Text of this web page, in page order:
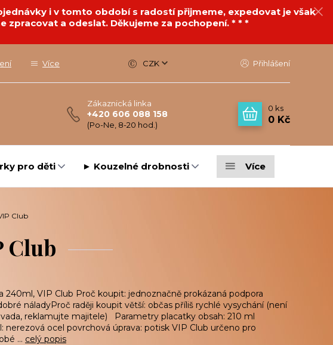
i v tomto období s radostí přijmeme, expedovat je však
zpracovat a odeslat. Děkujeme za pochopení. * * *
Více CZK Přihlášení
Zákaznická linka
+420 606 088 158
(Po-Ne, 8-20 hod.)
0 ks
0 Kč
pro děti ► Kouzelné drobnosti Více
Club
Club
240ml, VIP Club Proč koupit: jednoznačně prokázaná podpora
náladyProč raději koupit větší: občas příliš rychlé vysychání (není
reklamujte majitele) Parametry placatky obsah: 210 ml
nerezová ocel povrchová úprava: potisk VIP Club určeno pro
... celý popis